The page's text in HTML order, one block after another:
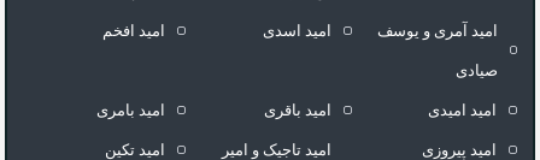
امید آمری و یوسف
صیادی
امید اسدی امید افخم
امید امیدی امید باقری امید بامری
امید پیروزی امید تاجیک و امیر امید تکین